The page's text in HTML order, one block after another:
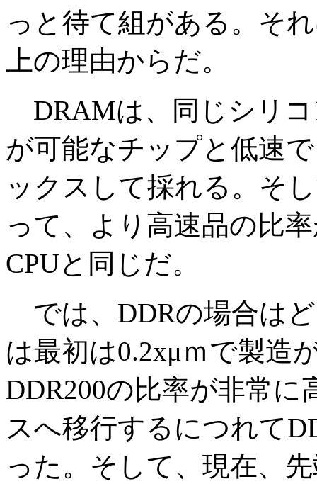
っと待て組がある。そ
上の理由からだ。
DRAMは、同じシリ
が可能なチップと低速
ックスして採れる。そ
って、より高速品の比
CPUと同じだ。
では、DDRの場合は
は最初は0.2xμｍで製造
DDR200の比率が非常に
スへ移行するにつれて
った。そして、現在、